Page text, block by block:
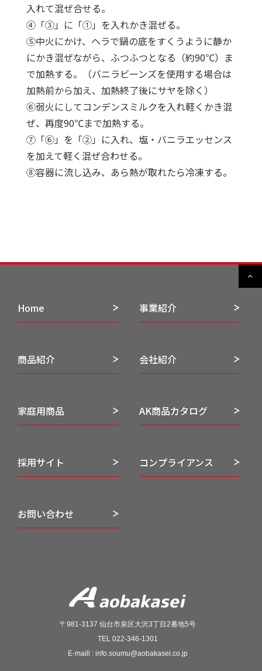
入れて混ぜ合せる。
④「③」に「①」を入れかき混ぜる。
⑤中火にかけ、ヘラで鍋の底をすくうように静か
にかき混ぜながら、ふつふつとなる（約90℃）ま
で加熱する。（バニラビーンズを使用する場合は
加熱前から加え、加熱終了後にサヤを除く）
⑥弱火にしてコンデンスミルクを入れ軽くかき混
ぜ、再度90℃まで加熱する。
⑦「⑥」を「②」に入れ、塩・バニラエッセンス
を加えて軽く混ぜ合わせる。
⑧容器に流し込み、あら熱が取れたら冷凍する。
Home 事業紹介
商品紹介 会社紹介
家庭用商品 AK商品カタログ
採用サイト コンプライアンス
お問い合わせ
〒981-3137 仙台市泉区大沢3丁目2番地5号
TEL 022-346-1301
E-maill : info.soumu@aobakasei.co.jp